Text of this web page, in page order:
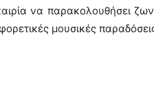
να παρακολουθήσει
μουσικές